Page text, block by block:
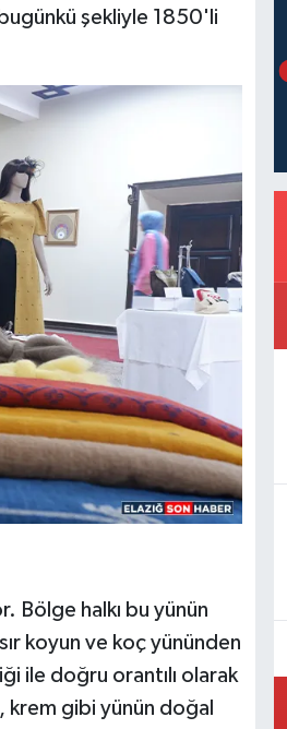
şekliyle 1850'li
Bölge halkı bu yünün
koyun ve koç yününden
ile doğru orantılı olarak
gibi yünün doğal